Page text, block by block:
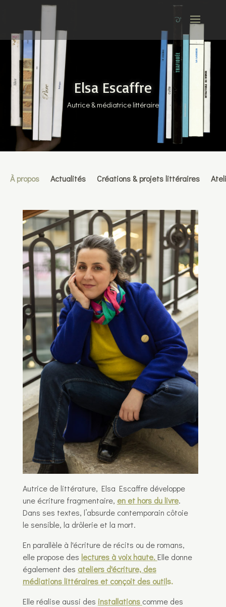
Elsa Escaffre
Autrice & médiatrice littéraire
À propos Actualités Créations & projets littéraires
Autrice de littérature, Elsa Escaffre développe
une écriture fragmentaire, en et hors du livre.
Dans ses textes, l’absurde contemporain côtoie
le sensible, la drôlerie et la mort.
En parallèle à l'écriture de récits ou de romans,
elle propose des lectures à voix haute.Elle donne
également des ateliers d'écriture, des
médiations littéraires et conçoit des outils.
Elle réalise aussi des installations comme des